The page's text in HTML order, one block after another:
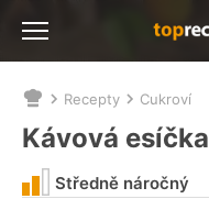
Nacházíte
se
zde:
Recepty Cukroví
Kávová esíčka
Středně náročný